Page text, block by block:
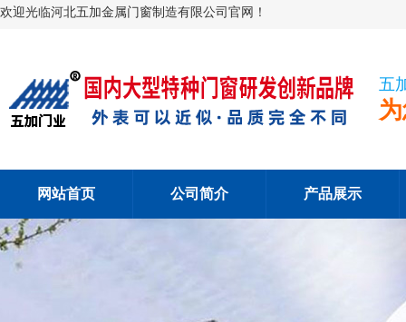
欢迎光临河北五加金属门窗制造有限公司官网！
五
网站首页 公司简介 产品展示